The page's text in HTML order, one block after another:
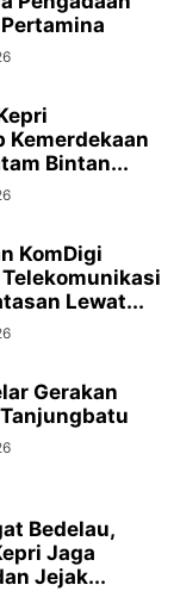
Kemerdekaan
Bintan...
KomDigi
Lewat...
Gerakan
Bedelau,
Jaga
Jejak...